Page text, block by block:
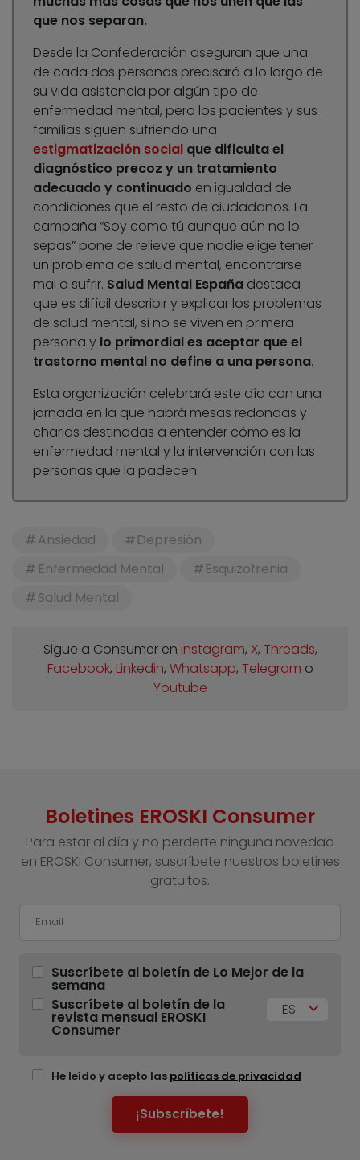
que nos separan.
Desde la Confederación aseguran que una
de cada dos personas precisará a lo largo de
su vida asistencia por algún tipo de
enfermedad mental, pero los pacientes y sus
familias siguen sufriendo una
estigmatización social que dificulta el
diagnóstico precoz y un tratamiento
adecuado y continuado en igualdad de
condiciones que el resto de ciudadanos. La
campaña “Soy como tú aunque aún no lo
sepas” pone de relieve que nadie elige tener
un problema de salud mental, encontrarse
mal o sufrir. Salud Mental España destaca
que es difícil describir y explicar los problemas
de salud mental, si no se viven en primera
persona y lo primordial es aceptar que el
trastorno mental no define a una persona.
Esta organización celebrará este día con una
jornada en la que habrá mesas redondas y
charlas destinadas a entender cómo es la
enfermedad mental y la intervención con las
personas que la padecen.
Ansiedad
Depresión
Enfermedad Mental
Esquizofrenia
Salud Mental
Sigue a Consumer en Instagram, X, Threads,
Facebook, Linkedin, Whatsapp, Telegram o
Youtube
Boletines EROSKI Consumer
Para estar al día y no perderte ninguna novedad
en EROSKI Consumer, suscríbete nuestros boletines
gratuitos.
Suscríbete al boletín de Lo Mejor de la
semana
Suscríbete al boletín de la
revista mensual EROSKI
Consumer
ES
He leído y acepto las políticas de privacidad
¡Subscríbete!